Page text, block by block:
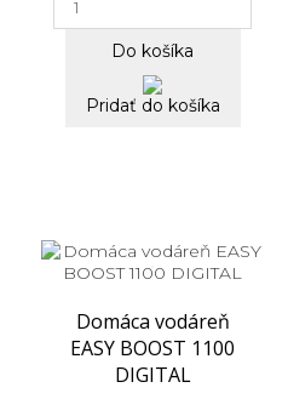
Do košíka
Pridať do košíka
Domáca vodáreň
EASY BOOST 1100
DIGITAL